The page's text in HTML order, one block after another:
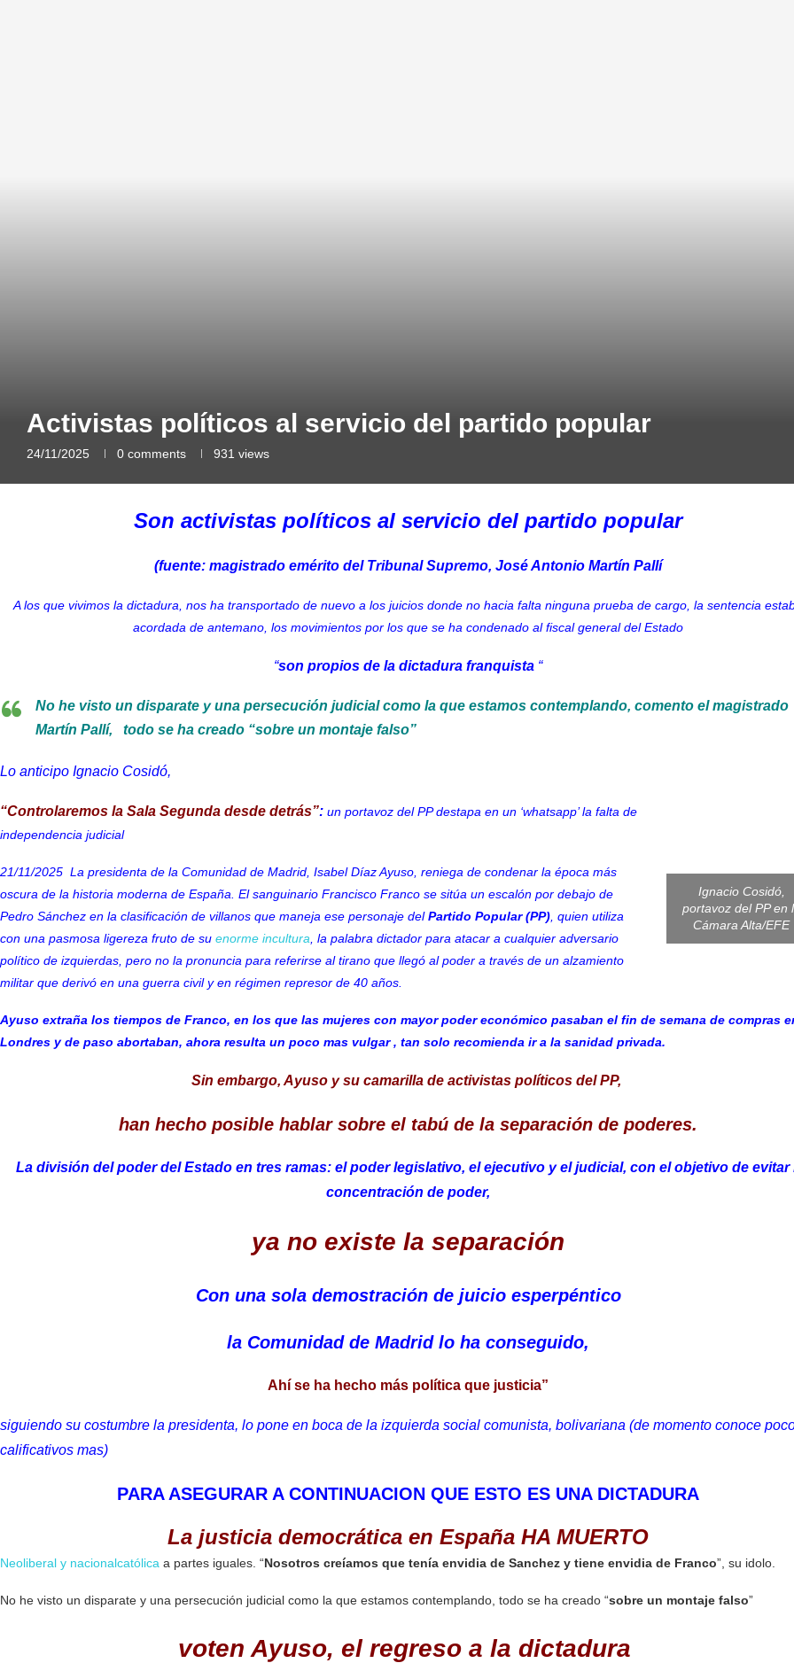
Activistas políticos al servicio del partido popular
24/11/2025 0 comments 931 views
Son activistas políticos al servicio del partido popular
(fuente: magistrado emérito del Tribunal Supremo, José Antonio Martín Pallí
A los que vivimos la dictadura, nos ha transportado de nuevo a los juicios donde no hacia falta ninguna prueba de cargo, la sentencia
acordada de antemano, los movimientos por los que se ha condenado al fiscal general del Estado
“son propios de la dictadura franquista “
No he visto un disparate y una persecución judicial como la que estamos contemplando, comento el magistrado
Martín Pallí, todo se ha creado “sobre un montaje falso”
Ignacio Cosidó,
portavoz del PP en
Cámara Alta/EFE
Lo anticipo Ignacio Cosidó,
“Controlaremos la Sala Segunda desde detrás”: un portavoz del PP destapa en un ‘whatsapp’ la falta de
independencia judicial
21/11/2025 La presidenta de la Comunidad de Madrid, Isabel Díaz Ayuso , reniega de condenar la época más
oscura de la historia moderna de España. Elsanguinario Francisco Franco se sitúa un escalón por debajo de
Pedro Sánchez en la clasificación de villanos que maneja ese personaje delPartido Popular (PP) , quien utiliza
con una pasmosa ligereza fruto de su enorme incultura , la palabra dictador para atacar a cualquier adversario
político de izquierdas, pero no la pronuncia para referirse al tirano que llegó al poder a través de un alzamiento
militar que derivó en una guerra civil y en régimen represor de 40 años
Ayuso extraña los tiempos de Franco, en los que las mujeres con mayor poder económico pasaban el fin de semana de compras
Londres y de paso abortaban, ahora resulta un poco mas vulgar , tan solo recomienda ir a la sanidad privada.
Sin embargo, Ayuso y su camarilla de activistas políticos del PP,
han hecho posible hablar sobre el tabú de la separación de poderes.
La división del poder del Estado en tres ramas: el poder legislativo, el ejecutivo y el judicial, con el objetivo de evitar
concentración de poder,
ya no existe la separación
Con una sola demostración de juicio esperpéntico
la Comunidad de Madrid lo ha conseguido,
Ahí se ha hecho más política que justicia”
siguiendo su costumbre la presidenta, lo pone en boca de la izquierda social comunista, bolivariana (de momento conoce
calificativos mas)
PARA ASEGURAR A CONTINUACION QUE ESTO ES UNA DICTADURA
La justicia democrática en España HA MUERTO
Neoliberal y nacionalcatólica a partes iguales. “Nosotros creíamos que tenía envidia de Sanchez y tiene envidia de Franco”, su idolo.
No he visto un disparate y una persecución judicial como la que estamos contemplando, todo se ha creado “sobre un montaje falso”
voten Ayuso, el regreso a la dictadura